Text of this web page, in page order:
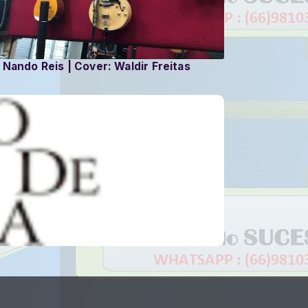
Nando Reis | Cover: Waldir Freitas